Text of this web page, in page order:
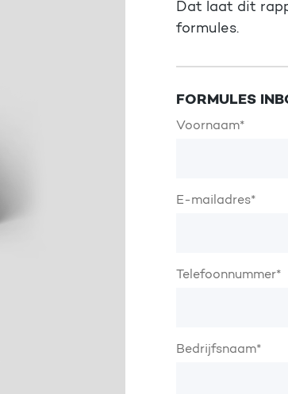
Dat laat dit
formules.
FORMULES
Voornaam*
E-mailadres*
Telefoonnummer*
Bedrijfsnaam*